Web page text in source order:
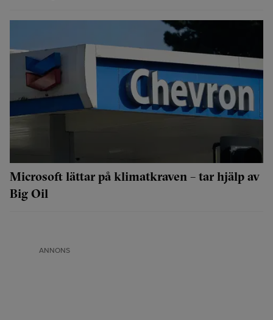
Microsoft lättar på klimatkraven – tar hjälp av
Big Oil
ANNONS